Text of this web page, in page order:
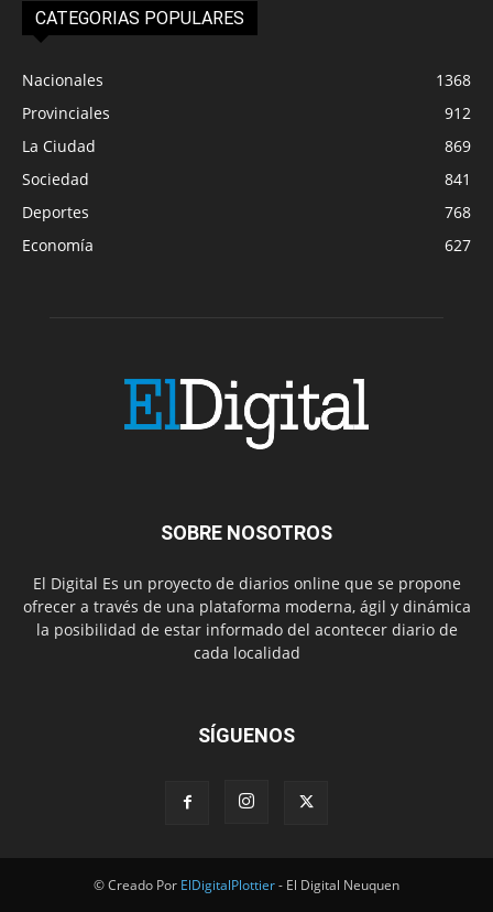
CATEGORIAS POPULARES
Nacionales
1368
Provinciales
912
La Ciudad
869
Sociedad
841
Deportes
768
Economía
627
SOBRE NOSOTROS
El Digital Es un proyecto de diarios online que se propone
ofrecer a través de una plataforma moderna, ágil y dinámica
la posibilidad de estar informado del acontecer diario de
cada localidad
SÍGUENOS
© Creado Por ElDigitalPlottier- El Digital Neuquen